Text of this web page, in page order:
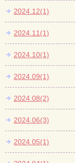
2024.12(1)
2024.11(1)
2024.10(1)
2024.09(1)
2024.08(2)
2024.06(3)
2024.05(1)